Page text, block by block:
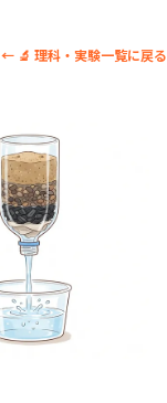
← 🔬 理科・実験一覧に戻る